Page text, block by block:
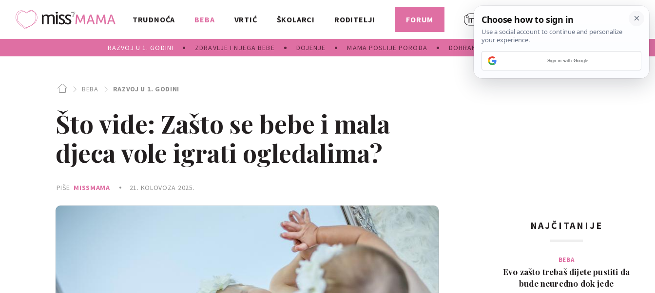
TRUDNOĆA BEBA
RAZVOJ U 1. GODINI ZDRAVLJE I NJEGA BEBE DOJENJE MAMA POSLIJE PORODA DOHRANA
VRTIĆ ŠKOLARCI RODITELJI FORUM
BEBA RAZVOJ U 1. GODINI
Što vide: Zašto se bebe i mala
djeca vole igrati ogledalima?
PIŠE MISSMAMA 21. KOLOVOZA 2025.
NAJČITANIJE
BEBA
Evo zašto trebaš dijete pustiti da
bude neuredno dok jede
Sign in with Google